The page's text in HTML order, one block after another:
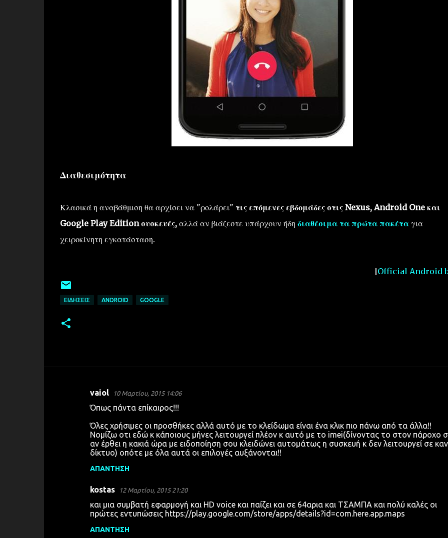
Διαθεσιμότητα
Κλασικά η αναβάθμιση θα αρχίσει να "ρολάρει" τις επόμενες εβδομάδες στις Nexus, Android One και
Google Play Edition συσκευές,αλλά αν βιάζεστε υπάρχουν ήδη διαθέσιμα τα πρώτα πακέταγια
χειροκίνητη εγκατάσταση.
[Official Android
ΕΙΔΉΣΕΙΣ ANDROID GOOGLE
vaiol 10 Μαρτίου, 2015 14:06
Όπως πάντα επίκαιρος!!!
Όλες χρήσιμες οι προσθήκες αλλά αυτό με το κλείδωμα είναι ένα κλικ πιο πάνω από τα άλλα!!
Νομίζω οτι εδώ κ κάποιους μήνες λειτουργεί πλέον κ αυτό με το imei(δίνοντας το στον πάροχο
αν έρθει η κακιά ώρα με ειδοποίηση σου κλειδώνει αυτομάτως η συσκευή κ δεν λειτουργεί σε
δίκτυο) οπότε με όλα αυτά οι επιλογές αυξάνονται!!
ΑΠΆΝΤΗΣΗ
kostas 12 Μαρτίου, 2015 21:20
και μια συμβατή εφαρμογή και HD voice και παίζει και σε 64αρια και ΤΣΑΜΠΑ και πολύ καλές οι
πρώτες εντυπώσεις https://play.google.com/store/apps/details?id=com.here.app.maps
ΑΠΆΝΤΗΣΗ